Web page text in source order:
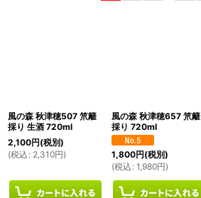
風の森 秋津穂507 笊籬
採り 生酒 720ml
2,100円(税別)
(税込 : 2,310円)
風の森 秋津穂657 笊籬
採り 720ml
1,800円(税別)
(税込 : 1,980円)